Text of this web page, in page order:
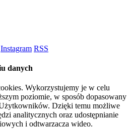
Instagram RSS
danych
Wykorzystujemy je w celu
poziomie, w sposób dopasowany
Dzięki temu możliwe
analitycznych oraz udostępnianie
i odtwarzacza wideo.